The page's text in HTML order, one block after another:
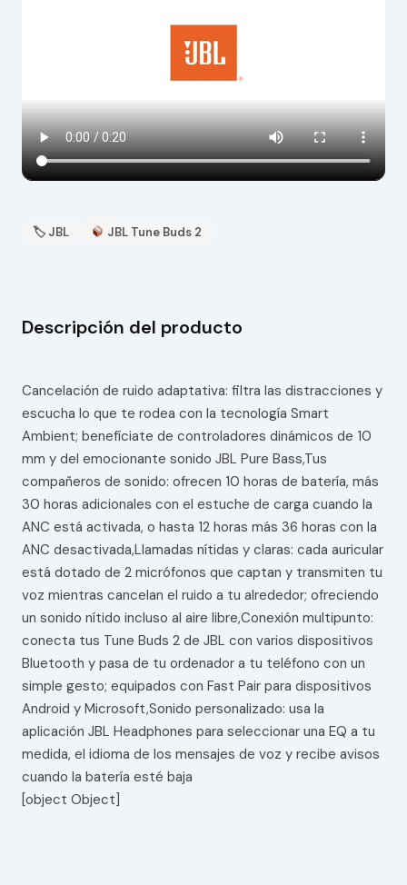
🏷 JBL JBL Tune Buds 2
Descripción del producto
Cancelación de ruido adaptativa: filtra las distracciones y
escucha lo que te rodea con la tecnología Smart
Ambient; benefíciate de controladores dinámicos de 10
mm y del emocionante sonido JBL Pure Bass,Tus
compañeros de sonido: ofrecen 10 horas de batería, más
30 horas adicionales con el estuche de carga cuando la
ANC está activada, o hasta 12 horas más 36 horas con la
ANC desactivada,Llamadas nítidas y claras: cada auricular
está dotado de 2 micrófonos que captan y transmiten tu
voz mientras cancelan el ruido a tu alrededor; ofreciendo
un sonido nítido incluso al aire libre,Conexión multipunto:
conecta tus Tune Buds 2 de JBL con varios dispositivos
Bluetooth y pasa de tu ordenador a tu teléfono con un
simple gesto; equipados con Fast Pair para dispositivos
Android y Microsoft,Sonido personalizado: usa la
aplicación JBL Headphones para seleccionar una EQ a tu
medida, el idioma de los mensajes de voz y recibe avisos
cuando la batería esté baja
[object Object]